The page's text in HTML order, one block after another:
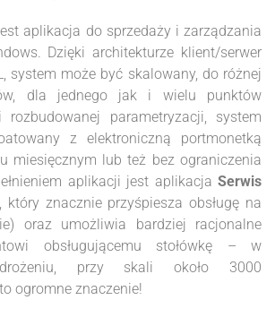
aplikacja do sprzedaży i zarządzania
Dzięki architekturze klient/serwer
system może być skalowany, do różnej
dla jednego jak i wielu punktów
rozbudowanej parametryzacji, system
z elektroniczną portmonetką
miesięcznym lub też bez ograniczenia
aplikacji jest aplikacja Serwis
który znacznie przyśpiesza obsługę na
oraz umożliwia bardziej racjonalne
obsługującemu stołówkę – w
przy skali około 3000
ogromne znaczenie!